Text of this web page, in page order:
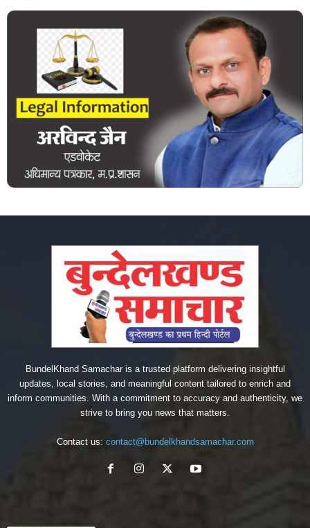
BundelKhand Samachar is a trusted platform delivering insightful
updates, local stories, and meaningful content tailored to enrich and
inform communities. With a commitment to accuracy and authenticity, we
strive to bring you news that matters.
Contact us: contact@bundelkhandsamachar.com